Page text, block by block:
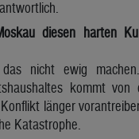
diesen harten
das nicht ewig
kommt von
länger
Katastrophe.